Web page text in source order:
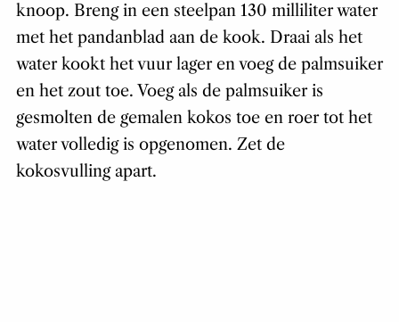
knoop. Breng in een steelpan 130 milliliter water
met het pandanblad aan de kook. Draai als het
water kookt het vuur lager en voeg de palmsuiker
en het zout toe. Voeg als de palmsuiker is
gesmolten de gemalen kokos toe en roer tot het
water volledig is opgenomen. Zet de
kokosvulling apart.